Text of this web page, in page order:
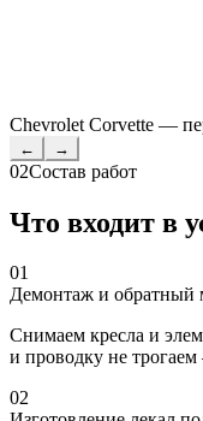
Chevrolet Corvette —
← →
02Состав работ
Что входит в
01
Демонтаж и обратный
Снимаем кресла и
и проводку не
02